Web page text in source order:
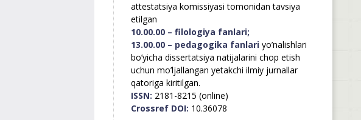
attestatsiya komissiyasi tomonidan tavsiya
etilgan
10.00.00 – filologiya fanlari;
13.00.00 – pedagogika fanlariyo’nalishlari
bo’yicha dissertatsiya natijalarini chop etish
uchun mo’ljallangan yetakchi ilmiy jurnallar
qatoriga kiritilgan.
ISSN: 2181-8215 (online)
Crossref DOI: 10.36078